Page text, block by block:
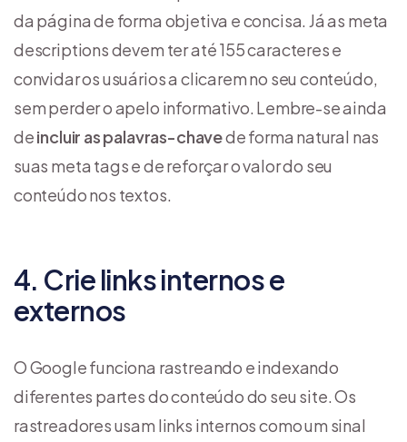
da página de forma objetiva e concisa. Já as meta
descriptions devem ter até 155 caracteres e
convidar os usuários a clicarem no seu conteúdo,
sem perder o apelo informativo. Lembre-se ainda
deincluir as palavras-chavede forma natural nas
suas meta tags e de reforçar o valor do seu
conteúdo nos textos.
4. Crie links internos e
externos
O Google funciona rastreando e indexando
diferentes partes do conteúdo do seu site. Os
rastreadores usam links internos como um sinal